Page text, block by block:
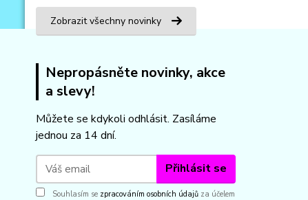
Zobrazit všechny novinky
Nepropásněte novinky, akce
a slevy!
Můžete se kdykoli odhlásit. Zasíláme
jednou za 14 dní.
Přihlásit se
Souhlasím se zpracováním osobních údajů za účelem